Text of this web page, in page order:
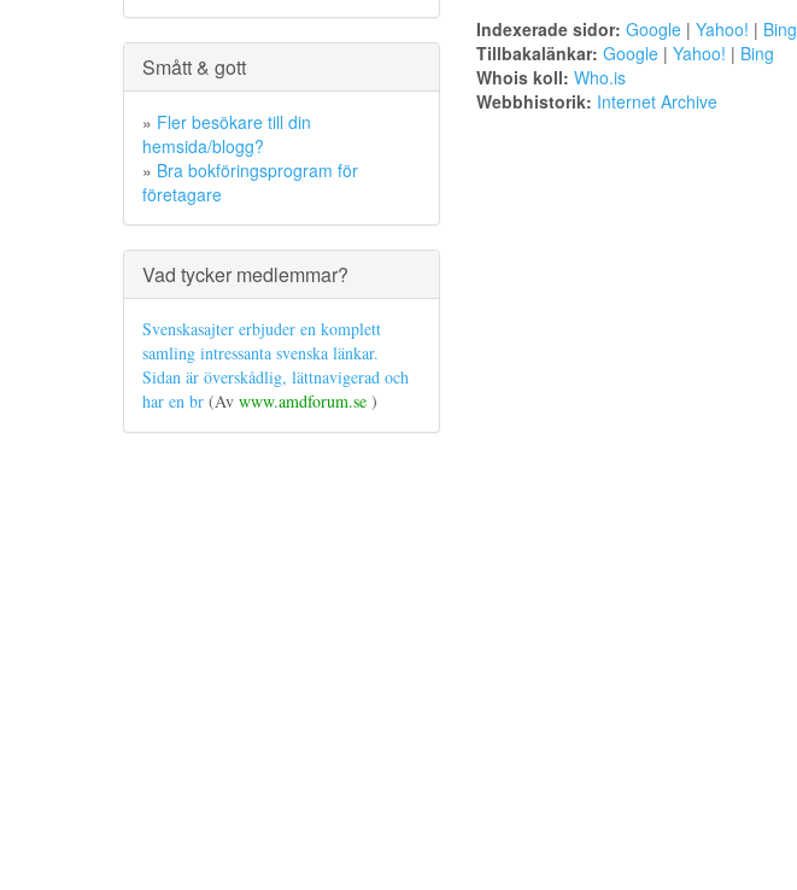
Smått & gott
» Fler besökare till din
hemsida/blogg?
» Bra bokföringsprogram för
företagare
Vad tycker medlemmar?
Svenskasajter erbjuder en komplett
samling intressanta svenska länkar.
Sidan är överskådlig, lättnavigerad och
har en br (Av www.amdforum.se )
Indexerade sidor: Google| Yahoo! | Bing
Tillbakalänkar: Google| Yahoo! | Bing
Whois koll: Who.is
Webbhistorik: Internet Archive